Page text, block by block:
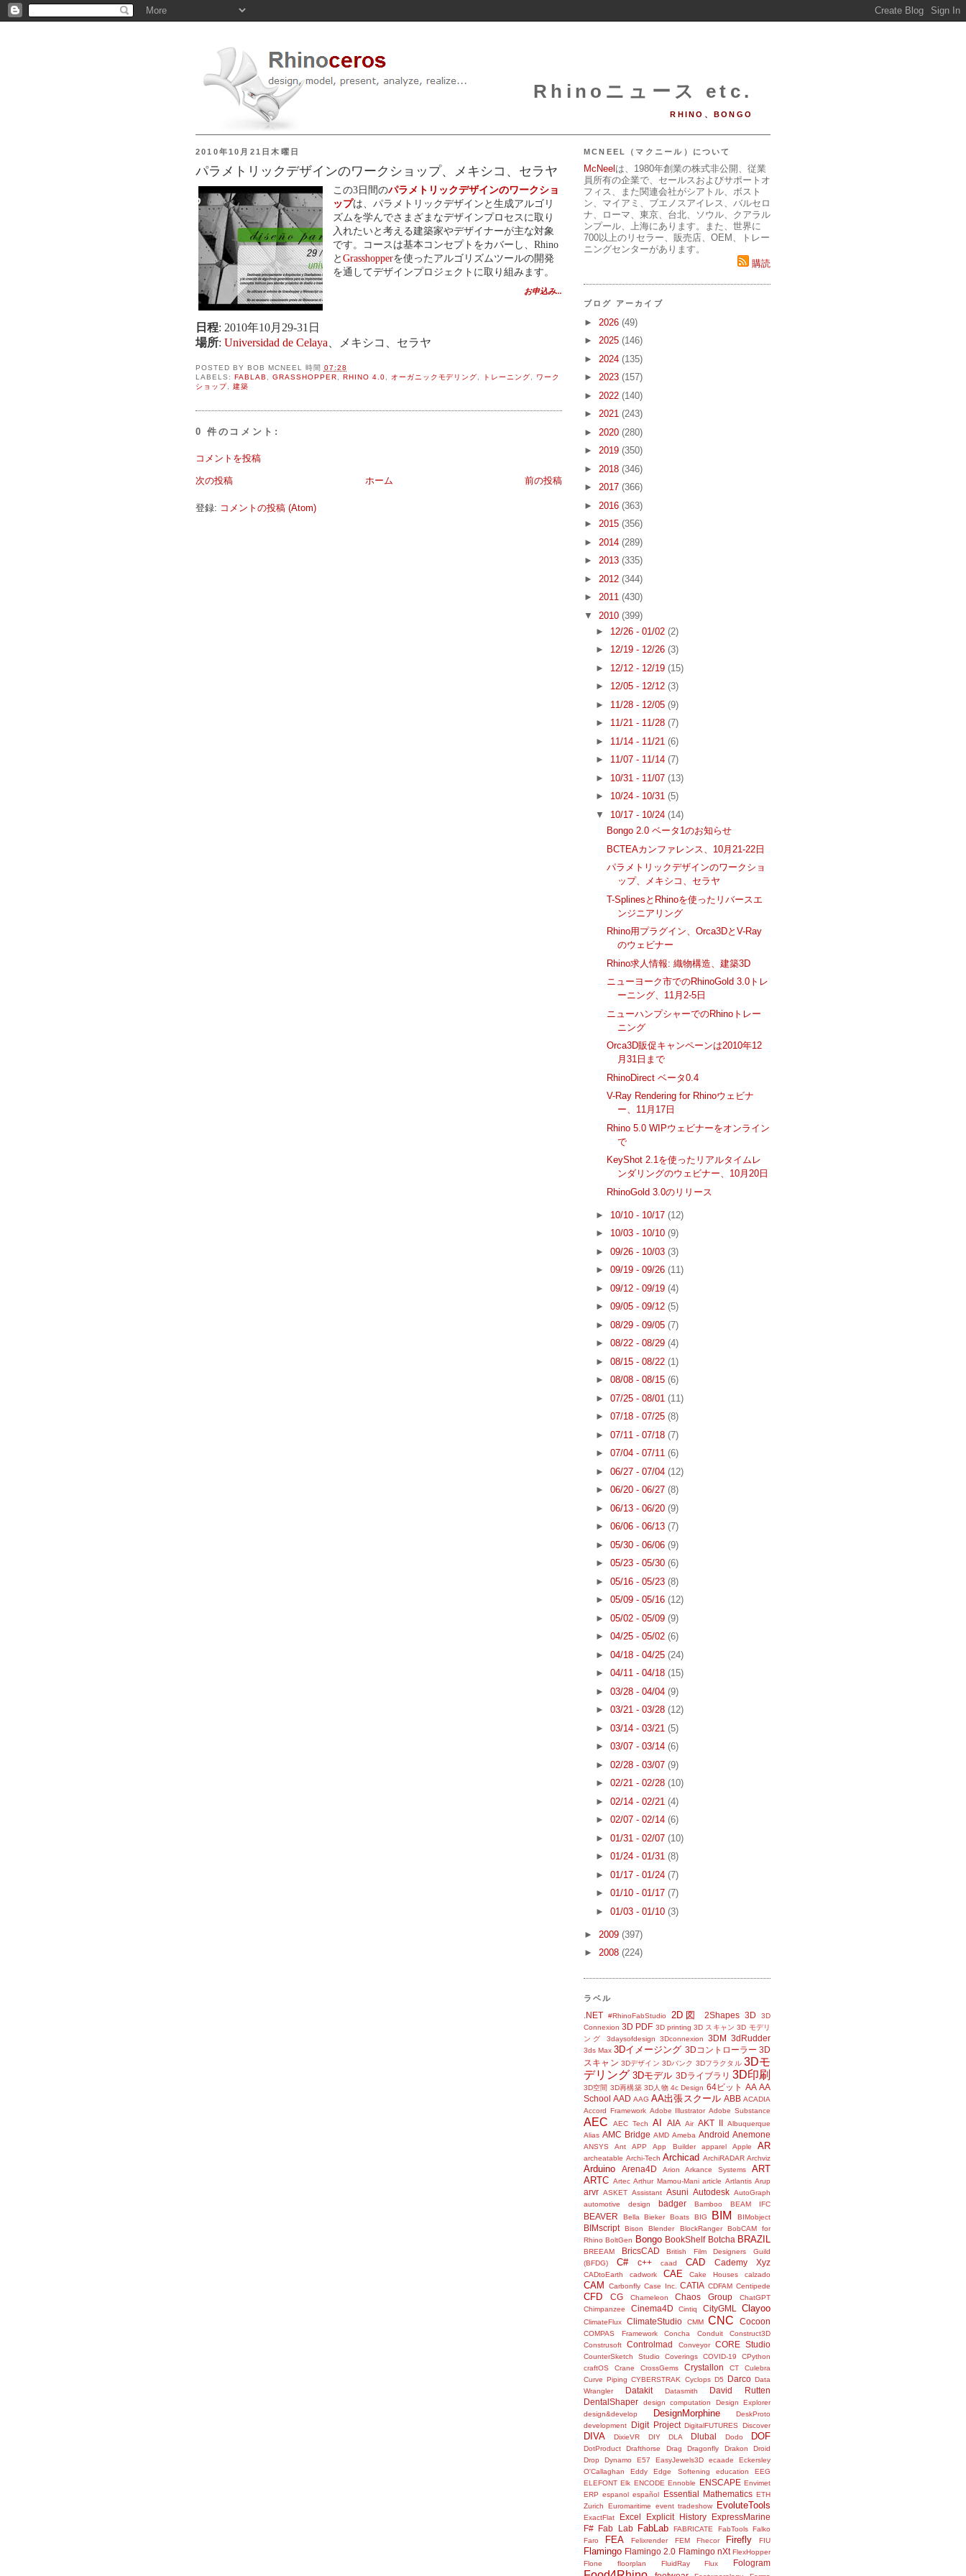
Rhinoニュース etc.
RHINO、BONGO
2010年10月21日木曜日
パラメトリックデザインのワークショップ、メキシコ、セラヤ
この3日間のパラメトリックデザインのワークショ
ップは、パラメトリックデザインと生成アルゴリ
ズムを学んでさまざまなデザインプロセスに取り
入れたいと考える建築家やデザイナーが主な対象
です。コースは基本コンセプトをカバーし、Rhino
と Grasshopperを使ったアルゴリズムツールの開発
を通してデザインプロジェクトに取り組みます。
お申込み...
日程: 2010年10月29-31日
場所: Universidad de Celaya 、メキシコ、セラヤ
POSTED BY BOB MCNEEL 時間 07:28
LABELS: FABLAB , GRASSHOPPER, RHINO 4.0, オーガニックモデリング, トレーニング, ワーク
ショップ, 建築
0 件のコメント:
コメントを投稿
次の投稿 前の投稿
ホーム
登録: コメントの投稿 (Atom)
MCNEEL（マクニール）について
McNeel は、1980年創業の株式非公開、従業
員所有の企業で、セールスおよびサポートオ
フィス、また関連会社がシアトル、ボスト
ン、マイアミ、ブエノスアイレス、バルセロ
ナ、ローマ、東京、台北、ソウル、クアラル
ンプール、上海にあります。また、世界に
700以上のリセラー、販売店、OEM、トレー
ニングセンターがあります。
購読
ブログ アーカイブ
► 2026 (49)
► 2025 (146)
► 2024 (135)
► 2023 (157)
► 2022 (140)
► 2021 (243)
► 2020 (280)
► 2019 (350)
► 2018 (346)
► 2017 (366)
► 2016 (363)
► 2015 (356)
► 2014 (289)
► 2013 (335)
► 2012 (344)
► 2011 (430)
▼ 2010 (399)
► 12/26 - 01/02 (2)
► 12/19 - 12/26 (3)
► 12/12 - 12/19 (15)
► 12/05 - 12/12 (3)
► 11/28 - 12/05 (9)
► 11/21 - 11/28 (7)
► 11/14 - 11/21 (6)
► 11/07 - 11/14 (7)
► 10/31 - 11/07 (13)
► 10/24 - 10/31 (5)
▼ 10/17 - 10/24 (14)
Bongo 2.0 ベータ1のお知らせ
BCTEAカンファレンス、10月21-22日
パラメトリックデザインのワークショ
ップ、メキシコ、セラヤ
T-SplinesとRhinoを使ったリバースエ
ンジニアリング
Rhino用プラグイン、Orca3DとV-Ray
のウェビナー
Rhino求人情報: 織物構造、建築3D
ニューヨーク市でのRhinoGold 3.0トレ
ーニング、11月2-5日
ニューハンプシャーでのRhinoトレー
ニング
Orca3D販促キャンペーンは2010年12
月31日まで
RhinoDirect ベータ0.4
V-Ray Rendering for Rhinoウェビナ
ー、11月17日
Rhino 5.0 WIPウェビナーをオンライン
で
KeyShot 2.1を使ったリアルタイムレ
ンダリングのウェビナー、10月20日
RhinoGold 3.0のリリース
► 10/10 - 10/17 (12)
► 10/03 - 10/10 (9)
► 09/26 - 10/03 (3)
► 09/19 - 09/26 (11)
► 09/12 - 09/19 (4)
► 09/05 - 09/12 (5)
► 08/29 - 09/05 (7)
► 08/22 - 08/29 (4)
► 08/15 - 08/22 (1)
► 08/08 - 08/15 (6)
► 07/25 - 08/01 (11)
► 07/18 - 07/25 (8)
► 07/11 - 07/18 (7)
► 07/04 - 07/11 (6)
► 06/27 - 07/04 (12)
► 06/20 - 06/27 (8)
► 06/13 - 06/20 (9)
► 06/06 - 06/13 (7)
► 05/30 - 06/06 (9)
► 05/23 - 05/30 (6)
► 05/16 - 05/23 (8)
► 05/09 - 05/16 (12)
► 05/02 - 05/09 (9)
► 04/25 - 05/02 (6)
► 04/18 - 04/25 (24)
► 04/11 - 04/18 (15)
► 03/28 - 04/04 (9)
► 03/21 - 03/28 (12)
► 03/14 - 03/21 (5)
► 03/07 - 03/14 (6)
► 02/28 - 03/07 (9)
► 02/21 - 02/28 (10)
► 02/14 - 02/21 (4)
► 02/07 - 02/14 (6)
► 01/31 - 02/07 (10)
► 01/24 - 01/31 (8)
► 01/17 - 01/24 (7)
► 01/10 - 01/17 (7)
► 01/03 - 01/10 (3)
► 2009 (397)
► 2008 (224)
ラベル
.NET #RhinoFabStudio 2D図 2Shapes 3D
3D
Connexion 3D PDF 3D printing 3D スキャン 3D モデリ
ング
3daysofdesign 3Dconnexion 3DM 3dRudder
3ds Max 3Dイメージング 3Dコントローラー 3D
スキャン 3Dデザイン 3Dバンク 3Dフラクタル 3Dモ
デリング 3Dモデル 3Dライブラリ 3D印刷
3D空間 3D再構築 3D人物 4c Design 64ビット AA AA
School AAD AAG AA出張スクール ABB ACADIA
Accord Framework Adobe Illustrator Adobe Substance
AEC AEC Tech AI AIA Air AKT II Albuquerque
Alias AMC Bridge AMD Ameba Android Anemone
ANSYS Ant APP App Builder apparel Apple AR
archeatable Archi-Tech Archicad ArchiRADAR Archviz
Arduino Arena4D Arion Arkance Systems
ART
ARTC Artec Arthur Mamou-Mani article Artlantis Arup
arvr ASKET Assistant Asuni Autodesk AutoGraph
automotive design
badger Bamboo BEAM IFC
BEAVER Bella Bieker Boats BIG BIM BIMobject
BIMscript Bison Blender BlockRanger
BobCAM for
Rhino BoltGen Bongo BookShelf Botcha BRAZIL
BREEAM BricsCAD
British Film Designers Guild
(BFDG)
C# c++ caad CAD Cademy Xyz
CADtoEarth cadwork CAE Cake Houses calzado
CAM Carbonfly Case Inc. CATIA CDFAM Centipede
CFD CG Chameleon Chaos Group
ChatGPT
Chimpanzee
Cinema4D Cintiq CityGML Clayoo
ClimateFlux ClimateStudio CMM CNC Cocoon
COMPAS Framework Concha Conduit
Construct3D
Construsoft
Controlmad Conveyor CORE Studio
CounterSketch Studio Coverings COVID-19
CPython
craftOS
Crane CrossGems Crystallon CT
Culebra
Curve Piping CYBERSTRAK Cyclops D5 Darco Data
Wrangler
Datakit Datasmith
David Rutten
DentalShaper
design computation
Design Explorer
design&develop
DesignMorphine
DeskProto
development
Digit Project DigitalFUTURES Discover
DIVA DixieVR DIY DLA Dlubal Dodo DOF
DotProduct Drafthorse Drag Dragonfly Drakon
Droid
Drop
Dynamo E57 EasyJewels3D ecaade
Eckersley
O'Callaghan
Eddy Edge Softening education
EEG
ELEFONT Elk ENCODE Ennoble ENSCAPE Envimet
ERP espanol español Essential Mathematics ETH
Zurich
Euromaritime event tradeshow EvoluteTools
ExactFlat Excel Explicit History
ExpressMarine
F# Fab Lab FabLab FABRICATE FabTools Falko
Faro
FEA Felixrender FEM Fhecor Firefly FIU
Flamingo Flamingo 2.0 Flamingo nXt FlexHopper
Flone
floorplan FluidRay Flux Fologram